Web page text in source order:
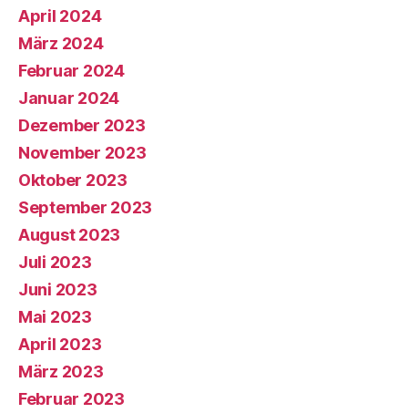
April 2024
März 2024
Februar 2024
Januar 2024
Dezember 2023
November 2023
Oktober 2023
September 2023
August 2023
Juli 2023
Juni 2023
Mai 2023
April 2023
März 2023
Februar 2023